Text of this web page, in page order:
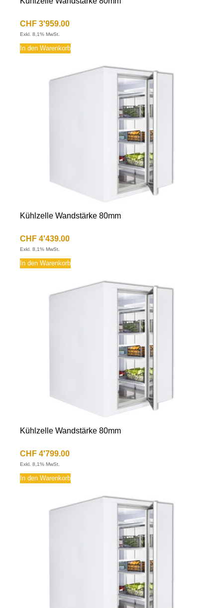
CHF 3'959.00
Exkl. 8,1% MwSt.
In den Warenkorb
Kühlzelle Wandstärke 80mm
CHF 4'439.00
Exkl. 8,1% MwSt.
In den Warenkorb
Kühlzelle Wandstärke 80mm
CHF 4'799.00
Exkl. 8,1% MwSt.
In den Warenkorb